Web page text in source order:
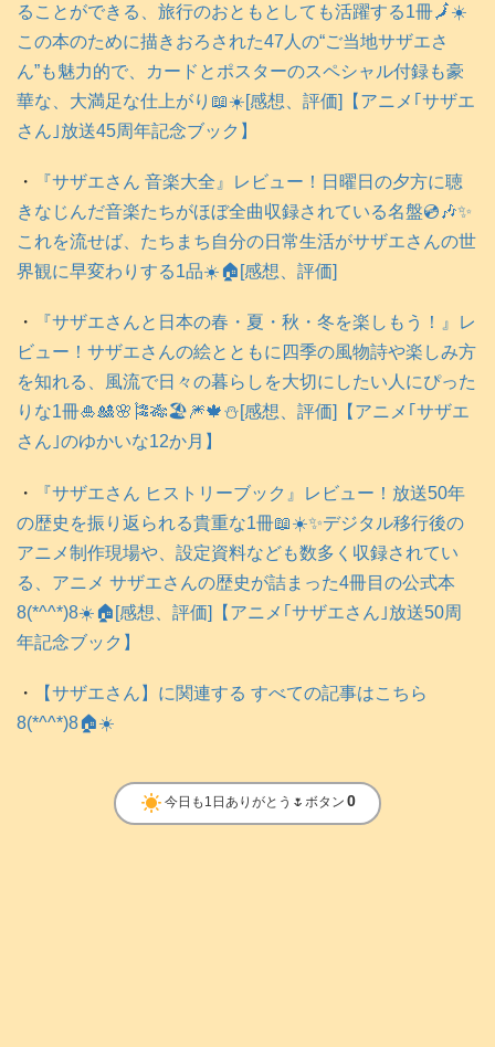
ることができる、旅行のおともとしても活躍する1冊🗾☀️
この本のために描きおろされた47人の“ご当地サザエさ
ん”も魅力的で、カードとポスターのスペシャル付録も豪
華な、大満足な仕上がり📖☀️[感想、評価]【アニメ｢サザエ
さん｣放送45周年記念ブック】
・
『サザエさん 音楽大全』レビュー！日曜日の夕方に聴
きなじんだ音楽たちがほぼ全曲収録されている名盤💿️🎶✨
これを流せば、たちまち自分の日常生活がサザエさんの世
界観に早変わりする1品☀️🏠️[感想、評価]
・
『サザエさんと日本の春・夏・秋・冬を楽しもう！』レ
ビュー！サザエさんの絵とともに四季の風物詩や楽しみ方
を知れる、風流で日々の暮らしを大切にしたい人にぴった
りな1冊🎍🎎🌸🎏🎋🏖️🎆🍁⛄️[感想、評価]【アニメ｢サザエ
さん｣のゆかいな12か月】
・
『サザエさん ヒストリーブック』レビュー！放送50年
の歴史を振り返られる貴重な1冊📖☀️✨デジタル移行後の
アニメ制作現場や、設定資料なども数多く収録されてい
る、アニメ サザエさんの歴史が詰まった4冊目の公式本
8(*^^*)8☀️🏠️[感想、評価]【アニメ｢サザエさん｣放送50周
年記念ブック】
・
【サザエさん】に関連する すべての記事はこちら
8(*^^*)8🏠️☀️
clear_day 今日も1日ありがとう🌷ボタン 0